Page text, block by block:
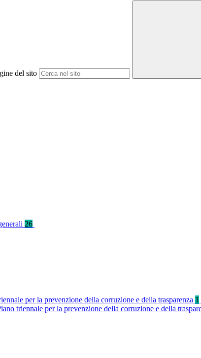
del sito
26
per la prevenzione della corruzione e della trasparenza 1
triennale per la prevenzione della corruzione e della